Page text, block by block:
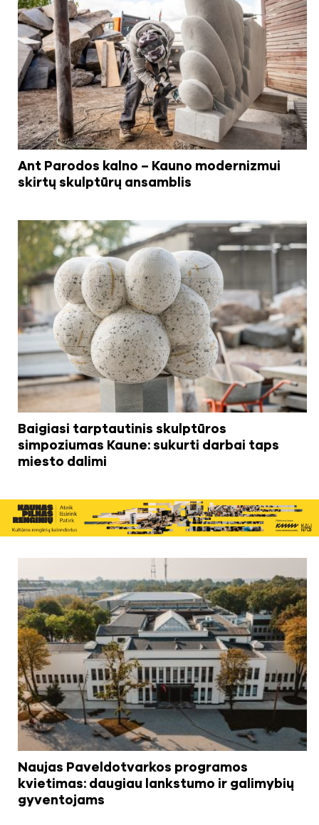
Ant Parodos kalno – Kauno modernizmui
skirtų skulptūrų ansamblis
Baigiasi tarptautinis skulptūros
simpoziumas Kaune: sukurti darbai taps
miesto dalimi
Naujas Paveldotvarkos programos
kvietimas: daugiau lankstumo ir galimybių
gyventojams